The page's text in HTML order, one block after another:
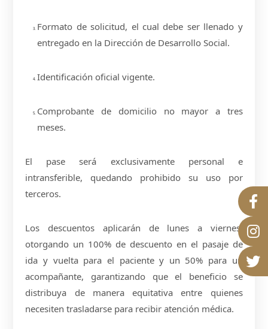
Formato de solicitud, el cual debe ser llenado y
entregado en la Dirección de Desarrollo Social.
Identificación oficial vigente.
Comprobante de domicilio no mayor a tres
meses.
El pase será exclusivamente personal e
intransferible, quedando prohibido su uso por
terceros.
Los descuentos aplicarán de lunes a viernes,
otorgando un 100% de descuento en el pasaje de
ida y vuelta para el paciente y un 50% para un
acompañante, garantizando que el beneficio se
distribuya de manera equitativa entre quienes
necesiten trasladarse para recibir atención médica.